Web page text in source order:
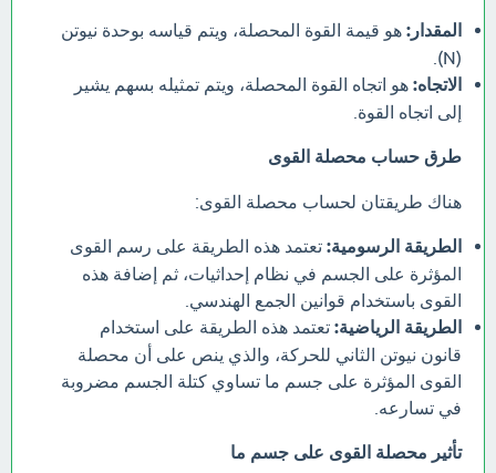
المقدار: هو قيمة القوة المحصلة، ويتم قياسه بوحدة نيوتن
(N).
الاتجاه: هو اتجاه القوة المحصلة، ويتم تمثيله بسهم يشير
إلى اتجاه القوة.
طرق حساب محصلة القوى
هناك طريقتان لحساب محصلة القوى:
الطريقة الرسومية: تعتمد هذه الطريقة على رسم القوى
المؤثرة على الجسم في نظام إحداثيات، ثم إضافة هذه
القوى باستخدام قوانين الجمع الهندسي.
الطريقة الرياضية: تعتمد هذه الطريقة على استخدام
قانون نيوتن الثاني للحركة، والذي ينص على أن محصلة
القوى المؤثرة على جسم ما تساوي كتلة الجسم مضروبة
في تسارعه.
تأثير محصلة القوى على جسم ما